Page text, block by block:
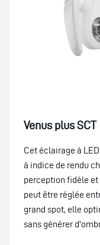
Venus plus SCT
Cet éclairage à
à indice de rendu
perception fidèle
peut être réglée
grand spot, elle
sans générer